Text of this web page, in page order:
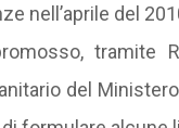
nell’aprile del
tramite
del